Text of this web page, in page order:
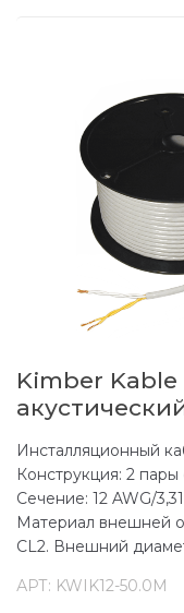
Kimber Kable
Инсталляционный
Конструкция: 2
Сечение: 12 AWG/
Материал внешней
CL2. Внешний
АРТ: KWIK12-50.0M